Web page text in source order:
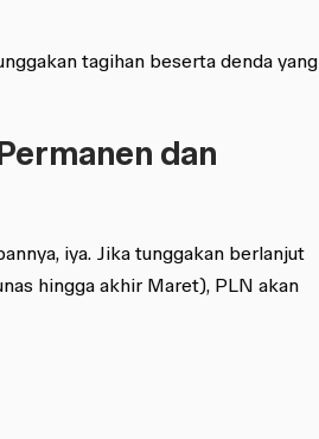
tagihan beserta denda yang
dan
iya. Jika tunggakan berlanjut
hingga akhir Maret), PLN akan